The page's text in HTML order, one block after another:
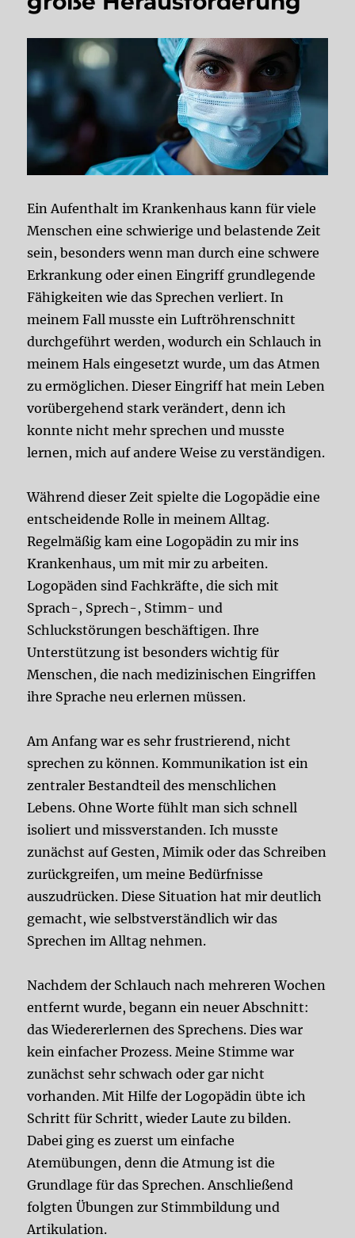
Ein Aufenthalt im Krankenhaus kann für viele
Menschen eine schwierige und belastende Zeit
sein, besonders wenn man durch eine schwere
Erkrankung oder einen Eingriff grundlegende
Fähigkeiten wie das Sprechen verliert. In
meinem Fall musste ein Luftröhrenschnitt
durchgeführt werden, wodurch ein Schlauch in
meinem Hals eingesetzt wurde, um das Atmen
zu ermöglichen. Dieser Eingriff hat mein Leben
vorübergehend stark verändert, denn ich
konnte nicht mehr sprechen und musste
lernen, mich auf andere Weise zu verständigen.
Während dieser Zeit spielte die Logopädie eine
entscheidende Rolle in meinem Alltag.
Regelmäßig kam eine Logopädin zu mir ins
Krankenhaus, um mit mir zu arbeiten.
Logopäden sind Fachkräfte, die sich mit
Sprach-, Sprech-, Stimm- und
Schluckstörungen beschäftigen. Ihre
Unterstützung ist besonders wichtig für
Menschen, die nach medizinischen Eingriffen
ihre Sprache neu erlernen müssen.
Am Anfang war es sehr frustrierend, nicht
sprechen zu können. Kommunikation ist ein
zentraler Bestandteil des menschlichen
Lebens. Ohne Worte fühlt man sich schnell
isoliert und missverstanden. Ich musste
zunächst auf Gesten, Mimik oder das Schreiben
zurückgreifen, um meine Bedürfnisse
auszudrücken. Diese Situation hat mir deutlich
gemacht, wie selbstverständlich wir das
Sprechen im Alltag nehmen.
Nachdem der Schlauch nach mehreren Wochen
entfernt wurde, begann ein neuer Abschnitt:
das Wiedererlernen des Sprechens. Dies war
kein einfacher Prozess. Meine Stimme war
zunächst sehr schwach oder gar nicht
vorhanden. Mit Hilfe der Logopädin übte ich
Schritt für Schritt, wieder Laute zu bilden.
Dabei ging es zuerst um einfache
Atemübungen, denn die Atmung ist die
Grundlage für das Sprechen. Anschließend
folgten Übungen zur Stimmbildung und
Artikulation.